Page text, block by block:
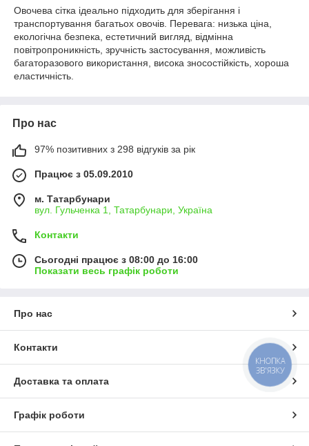
Овочева сітка ідеально підходить для зберігання і
транспортування багатьох овочів. Перевага: низька ціна,
екологічна безпека, естетичний вигляд, відмінна
повітропроникність, зручність застосування, можливість
багаторазового використання, висока зносостійкість, хороша
еластичність.
Про нас
97% позитивних з 298 відгуків за рік
Працює з 05.09.2010
м. Татарбунари
вул. Гульченка 1, Татарбунари, Україна
Контакти
Сьогодні працює з 08:00 до 16:00
Показати весь графік роботи
Про нас
Контакти
Доставка та оплата
Графік роботи
КНОПКА
ЗВ'ЯЗКУ